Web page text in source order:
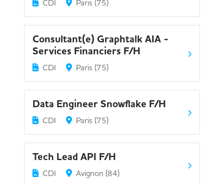
CDI Paris (75)
Consultant(e) Graphtalk AIA -
Services Financiers F/H
CDI Paris (75)
Data Engineer Snowflake F/H
CDI Paris (75)
Tech Lead API F/H
CDI Avignon (84)